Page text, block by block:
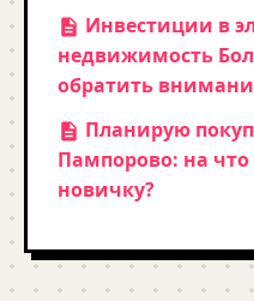
Инвестиции в
недвижимость
обратить
Планирую
Пампорово: на
новичку?